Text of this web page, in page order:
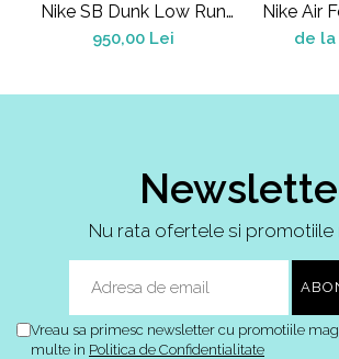
Nike SB Dunk Low Run
The Jewels
950,00 Lei
Nike Air
de la
Nu rata ofertele si promotiile
Vreau sa primesc newsletter cu promotiile
multe in Politica de Confidentialitate